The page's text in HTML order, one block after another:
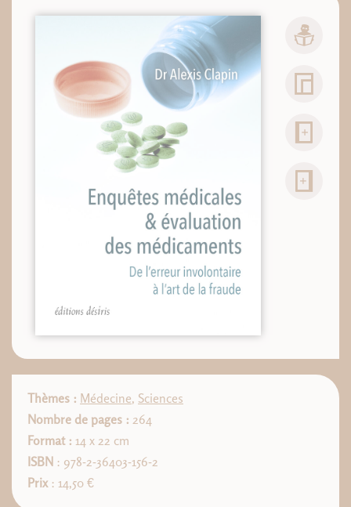
Thèmes : Médecine, Sciences
Nombre de pages : 264
Format : 14 x 22 cm
ISBN : 978-2-36403-156-2
Prix: 14,50 €